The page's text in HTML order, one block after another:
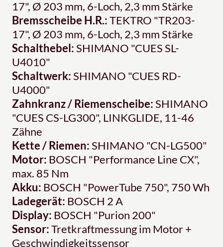
17", Ø 203 mm, 6-Loch, 2,3 mm Stärke
Bremsscheibe H.R.:TEKTRO "TR203-
17", Ø 203 mm, 6-Loch, 2,3 mm Stärke
Schalthebel:SHIMANO "CUES SL-
U4010"
Schaltwerk:SHIMANO "CUES RD-
U4000"
Zahnkranz / Riemenscheibe:SHIMANO
"CUES CS-LG300", LINKGLIDE, 11-46
Zähne
Kette / Riemen:SHIMANO "CN-LG500"
Motor: BOSCH "Performance Line CX",
max. 85 Nm
Akku: BOSCH "PowerTube 750", 750 Wh
Ladegerät: BOSCH 2 A
Display: BOSCH "Purion 200"
Sensor:Tretkraftmessung im Motor +
Geschwindigkeitssensor